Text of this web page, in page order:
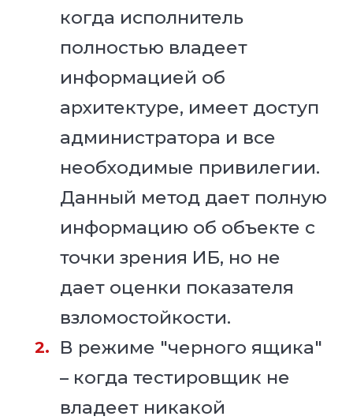
когда исполнитель
полностью владеет
информацией об
архитектуре, имеет доступ
администратора и все
необходимые привилегии.
Данный метод дает полную
информацию об объекте с
точки зрения ИБ, но не
дает оценки показателя
взломостойкости.
В режиме "черного ящика"
– когда тестировщик не
владеет никакой